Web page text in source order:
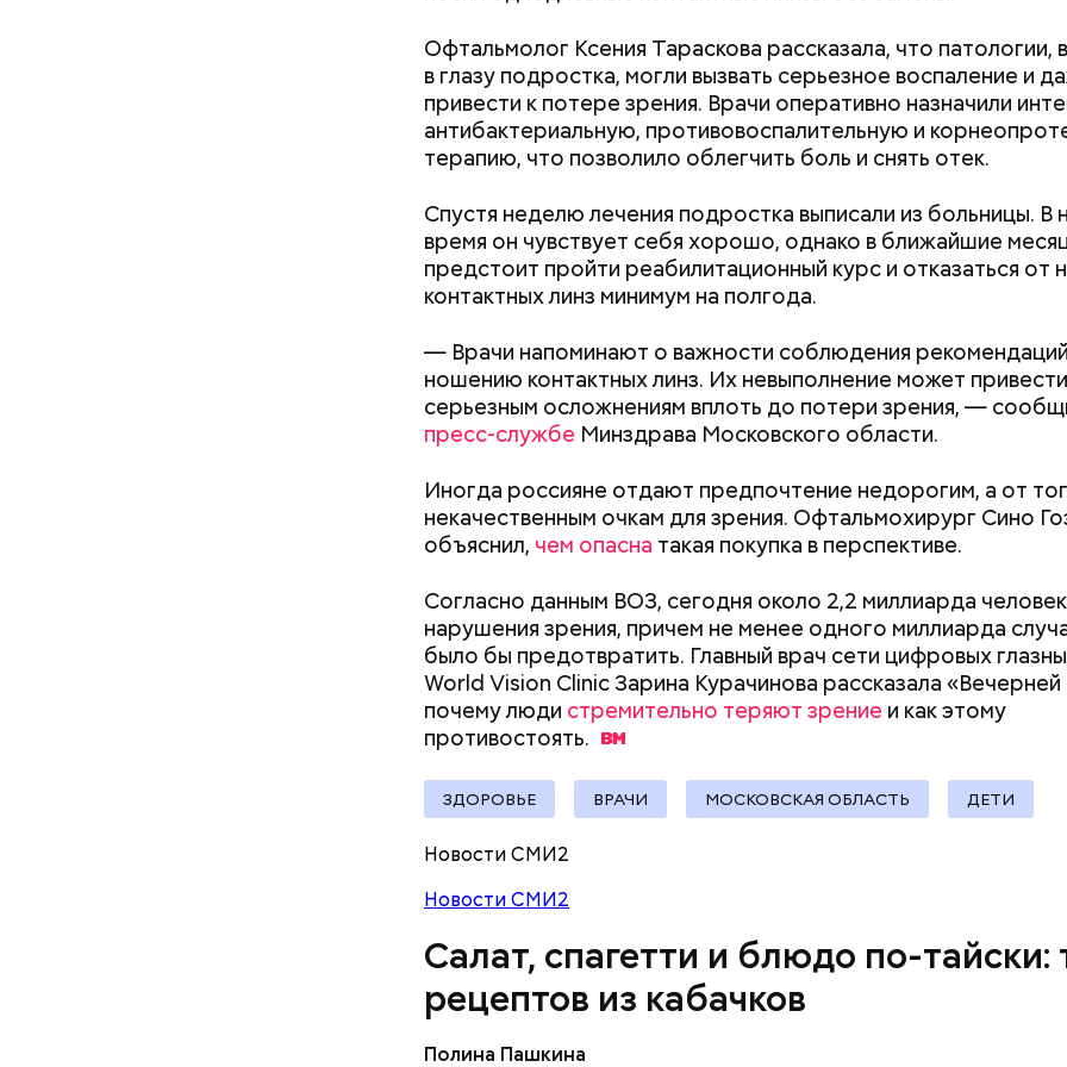
Офтальмолог Ксения Тараскова рассказала, что патологии,
в глазу подростка, могли вызвать серьезное воспаление и
привести к потере зрения. Врачи оперативно назначили
антибактериальную, противовоспалительную и
терапию, что позволило облегчить боль и снять отек.
Спустя неделю лечения подростка выписали из больницы. В
время он чувствует себя хорошо, однако в ближайшие
предстоит пройти реабилитационный курс и отказаться от
контактных линз минимум на полгода.
— Врачи напоминают о важности соблюдения
ношению контактных линз. Их невыполнение может
серьезным осложнениям вплоть до потери зрения, —
пресс-службе Минздрава Московского области.
Иногда россияне отдают предпочтение недорогим, а от
некачественным очкам для зрения. Офтальмохирург Сино
объяснил, чем опасна такая покупка в перспективе.
Согласно данным ВОЗ, сегодня около 2,2 миллиарда
нарушения зрения, причем не менее одного миллиарда
было бы предотвратить. Главный врач сети цифровых
World Vision Clinic Зарина Курачинова рассказала
почему люди стремительно теряют зрение и как этому
противостоять.
ЗДОРОВЬЕ ВРАЧИ МОСКОВСКАЯ ОБЛАСТЬ ДЕТИ
Новости СМИ2
Новости СМИ2
Салат, спагетти и блюдо по-тайски:
рецептов из кабачков
Полина Пашкина
кабачок;
петрушка;
чеснок;
оливковое масло;
соль.
Вред дыни
Фото: Shutterstock
А врач-эндокринолог Алексей Калинчев рассказал, что
множество блюд, где используют растение.
— Наиболее распространенные борщ, щи, котлеты, салаты,
творогом и сыром, пироги, омлет, запеканка. Щавеля там
используется немного, поэтому никакого вреда от него не
разнообразнее рацион питания человека, тем лучше.
исключает вероятность возникновения дефицитов
заверил специалист.
Стресс живет в теле: четыре
простые техники, которые
помогут снизить тревогу
долголетия и
чем полезны